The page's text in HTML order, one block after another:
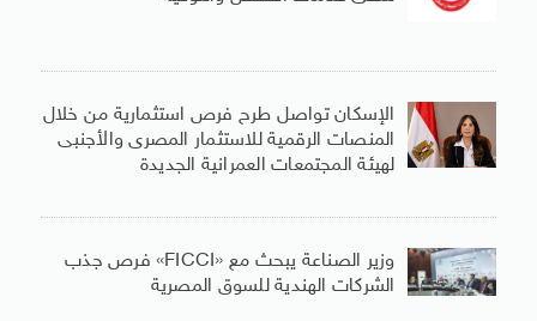
الإسكان تواصل طرح فرص استثمارية من خلال
المنصات الرقمية للاستثمار المصرى والأجنبى
لهيئة المجتمعات العمرانية الجديدة
وزير الصناعة يبحث مع «FICCI» فرص جذب
الشركات الهندية للسوق المصرية